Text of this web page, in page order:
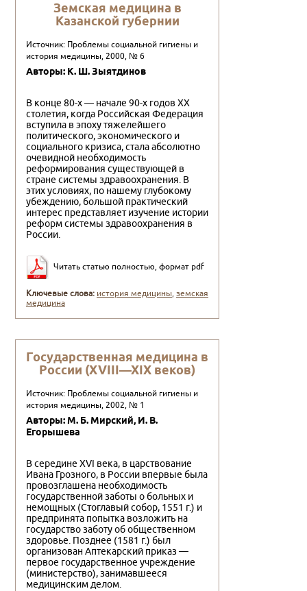
Земская медицина в
Казанской губернии
Источник: Проблемы социальной гигиены и
история медицины, 2000, № 6
Авторы: К. Ш. Зыятдинов
В конце 80-х — начале 90-х годов XX
столетия, когда Российская Федерация
вступила в эпоху тяжелейшего
политического, экономического и
социального кризиса, стала абсолютно
очевидной необходимость
реформирования существующей в
стране системы здравоохранения. В
этих условиях, по нашему глубокому
убеждению, большой практический
интерес представляет изучение истории
реформ системы здравоохранения в
России.
Читать статью полностью, формат pdf
Ключевые слова: история медицины,земская
медицина
Государственная медицина в
России (XVIII—XIX веков)
Источник: Проблемы социальной гигиены и
история медицины, 2002, № 1
Авторы: М. Б. Мирский, И. В.
Егорышева
В середине XVI века, в царствование
Ивана Грозного, в России впервые была
провозглашена необходимость
государственной заботы о больных и
немощных (Стоглавый собор, 1551 г.) и
предпринята попытка возложить на
государство заботу об общественном
здоровье. Позднее (1581 г.) был
организован Аптекарский приказ —
первое государственное учреждение
(министерство), занимавшееся
медицинским делом.